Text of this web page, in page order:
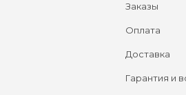
Заказы
Оплата
Доставка
Гарантия и